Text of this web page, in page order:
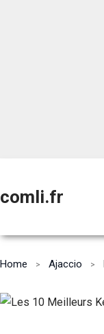
comli.fr
Home Ajaccio